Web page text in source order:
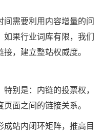
需要利用内容增量的问
果行业词库有限，我们
，建立整站权威度。
别是：内链的投票权，
面之间的链接关系。
站内闭环矩阵，推高目